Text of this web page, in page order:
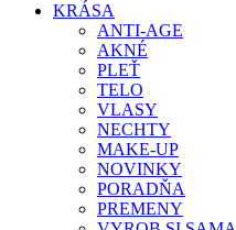
KRÁSA
ANTI-AGE
AKNÉ
PLEŤ
TELO
VLASY
NECHTY
MAKE-UP
NOVINKY
PORADŇA
PREMENY